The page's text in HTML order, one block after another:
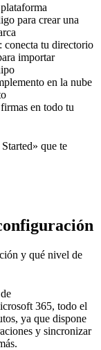
para crear una
: conecta tu directorio
importar
en la nube
en todo tu
que te
y qué nivel de
365, todo el
ya que dispone
y sincronizar